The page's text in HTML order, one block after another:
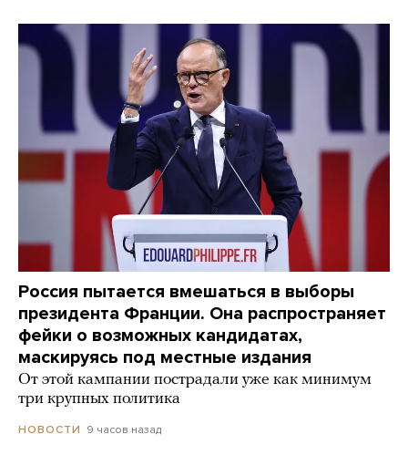
Россия пытается вмешаться в выборы
президента Франции. Она распространяет
фейки о возможных кандидатах,
маскируясь под местные издания
От этой кампании пострадали уже как минимум
три крупных политика
НОВОСТИ 9 часов назад